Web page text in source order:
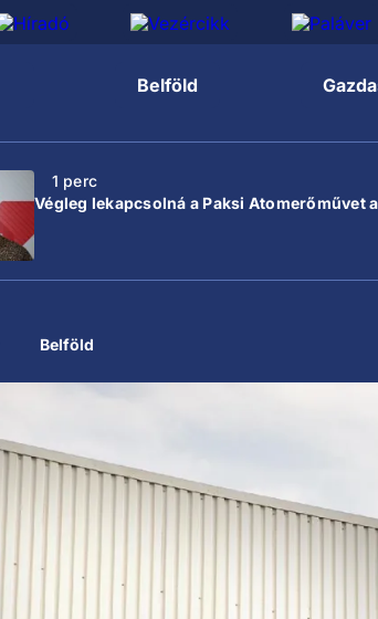
Belföld
1 perc
Végleg lekapcsolná a Paksi Atomerőművet
Belföld